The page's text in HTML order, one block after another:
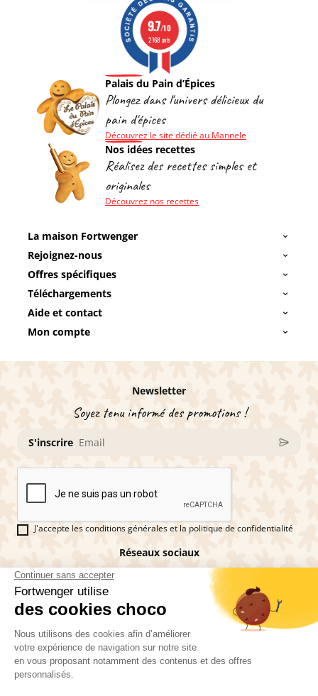
Palais du Pain d’Épices
Plongez dans l'univers délicieux du
pain d'épices
Découvrez le site dédié au Mannele
9.7/10
2168 avis
Nos idées recettes
Réalisez des recettes simples et
originales
Découvrez nos recettes
La maison Fortwenger
Rejoignez-nous
Offres spécifiques
Téléchargements
Aide et contact
Mon compte
Newsletter
Soyez tenu informé des promotions !
S'inscrire
J'accepte les conditions générales et la politique de confidentialité
Réseaux sociaux
Vous êtes fan de pains d'épices ?
Fortwenger ©2026
Conditions générales de ventesMentions légales